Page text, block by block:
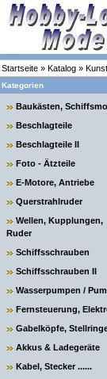
Startseite » Katalog »
Kategorien
Baukästen,
Beschlagteile
Beschlagteile II
Foto - Ätzteile
E-Motore, Antriebe
Querstrahlruder
Wellen, Kupplungen,
Ruder
Schiffsschrauben
Schiffsschrauben II
Wasserpumpen /
Fernsteuerung,
Gabelköpfe,
Akkus & Ladegeräte
Kabel, Stecker ......